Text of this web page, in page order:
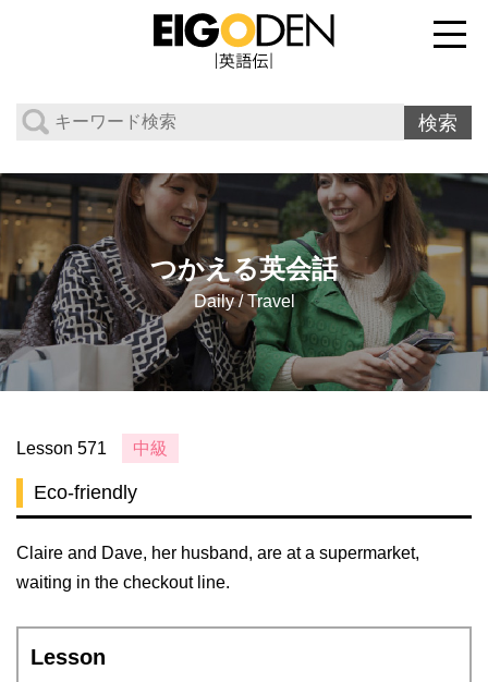
つかえる英会話
Daily / Travel
Lesson 571 中級
Eco-friendly
Claire and Dave, her husband, are at a supermarket,
waiting in the checkout line.
Lesson